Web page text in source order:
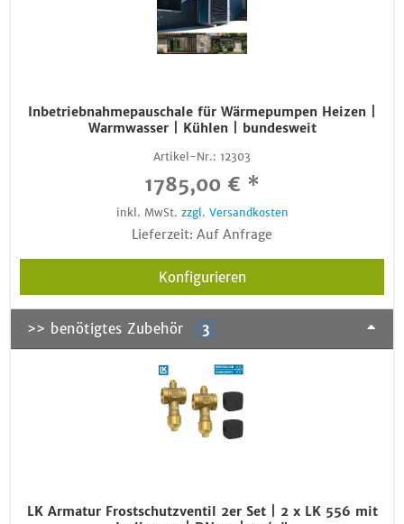
Inbetriebnahmepauschale für Wärmepumpen Heizen |
Warmwasser | Kühlen | bundesweit
Artikel-Nr.: 12303
1785,00 € *
inkl. MwSt. zzgl. Versandkosten
Lieferzeit: Auf Anfrage
Konfigurieren
>> benötigtes Zubehör 3
LK Armatur Frostschutzventil 2er Set | 2 x LK 556 mit